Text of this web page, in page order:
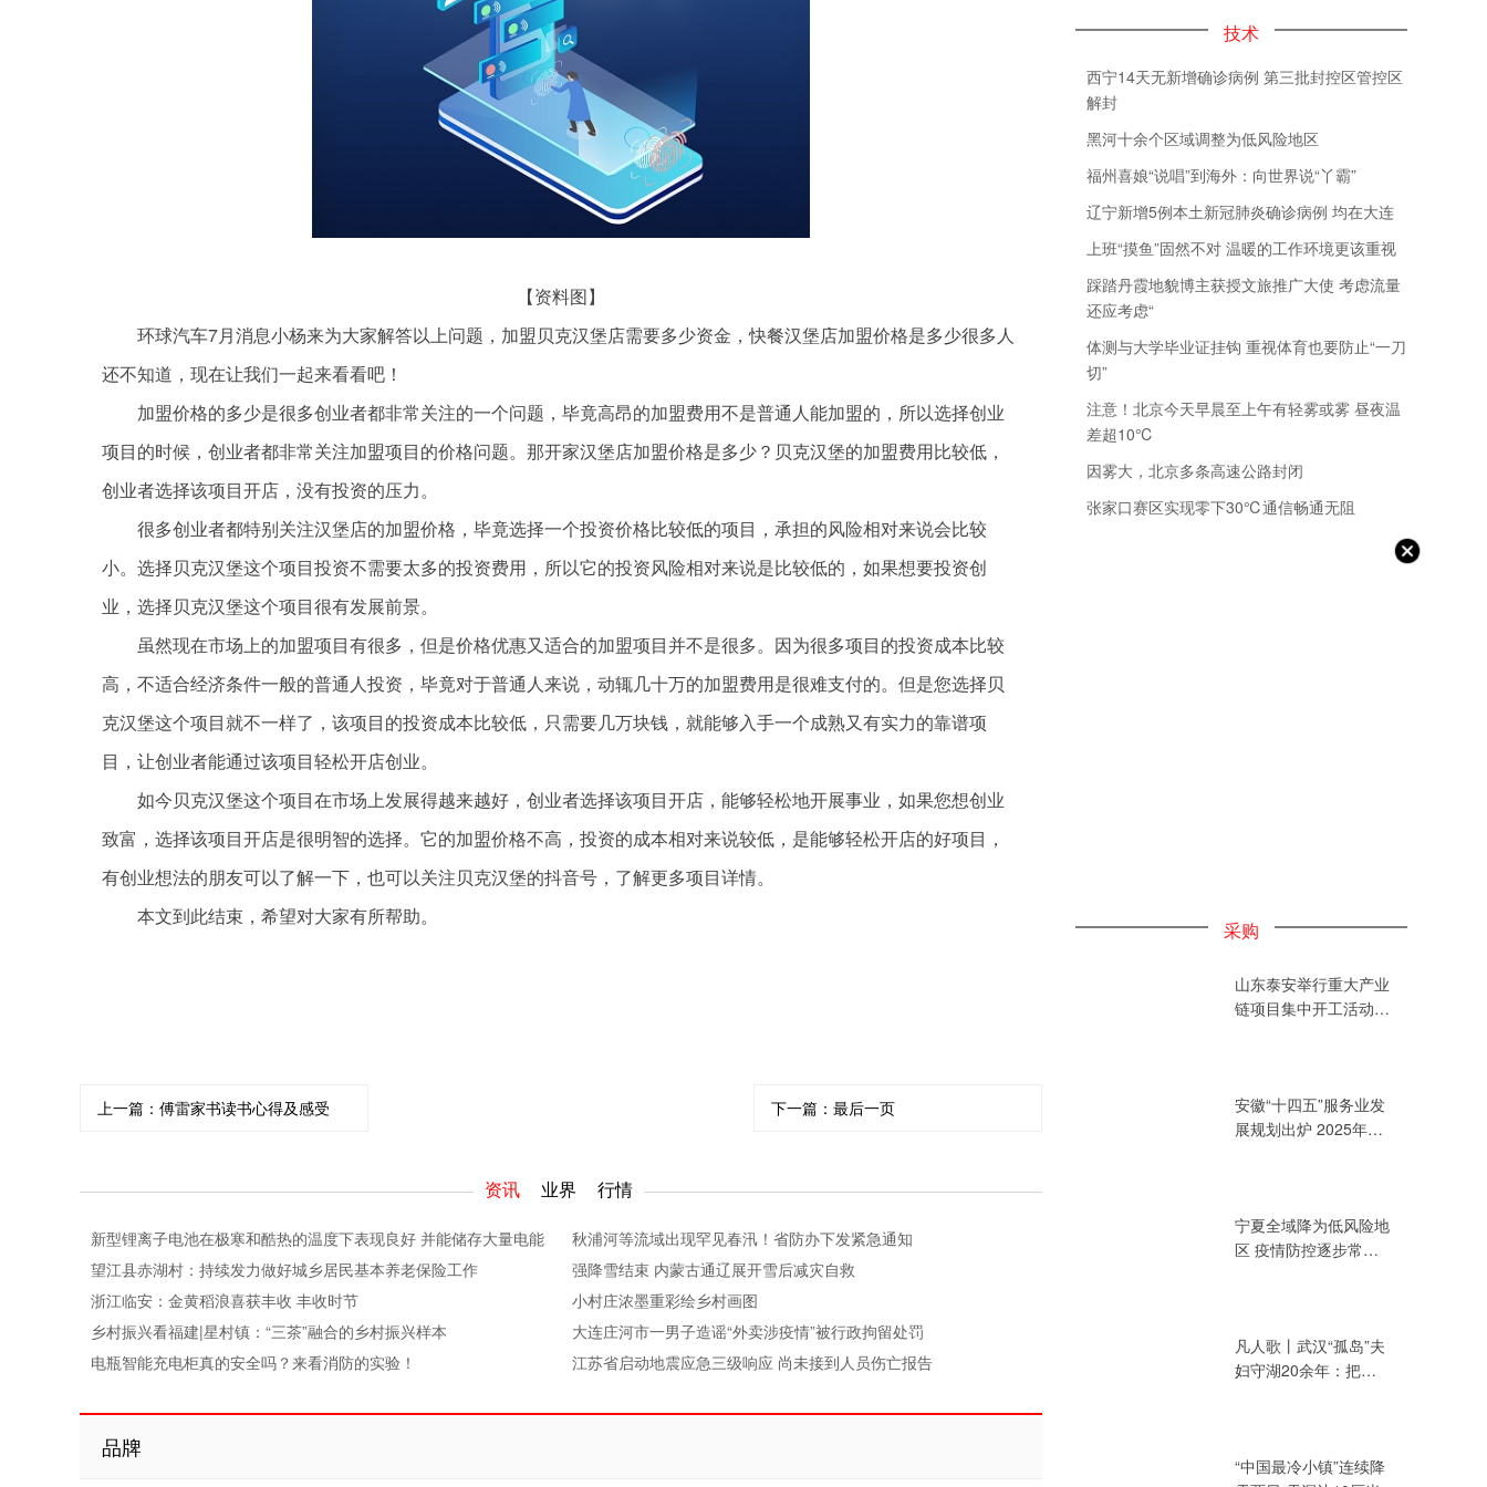
【资料图】
环球汽车7月消息小杨来为大家解答以上问题，加盟贝克汉堡店需要多少资金，快餐汉堡店加盟价格是多少很多人
还不知道，现在让我们一起来看看吧！
加盟价格的多少是很多创业者都非常关注的一个问题，毕竟高昂的加盟费用不是普通人能加盟的，所以选择创业
项目的时候，创业者都非常关注加盟项目的价格问题。那开家汉堡店加盟价格是多少？贝克汉堡的加盟费用比较低，
创业者选择该项目开店，没有投资的压力。
很多创业者都特别关注汉堡店的加盟价格，毕竟选择一个投资价格比较低的项目，承担的风险相对来说会比较
小。选择贝克汉堡这个项目投资不需要太多的投资费用，所以它的投资风险相对来说是比较低的，如果想要投资创
业，选择贝克汉堡这个项目很有发展前景。
虽然现在市场上的加盟项目有很多，但是价格优惠又适合的加盟项目并不是很多。因为很多项目的投资成本比较
高，不适合经济条件一般的普通人投资，毕竟对于普通人来说，动辄几十万的加盟费用是很难支付的。但是您选择贝
克汉堡这个项目就不一样了，该项目的投资成本比较低，只需要几万块钱，就能够入手一个成熟又有实力的靠谱项
目，让创业者能通过该项目轻松开店创业。
如今贝克汉堡这个项目在市场上发展得越来越好，创业者选择该项目开店，能够轻松地开展事业，如果您想创业
致富，选择该项目开店是很明智的选择。它的加盟价格不高，投资的成本相对来说较低，是能够轻松开店的好项目，
有创业想法的朋友可以了解一下，也可以关注贝克汉堡的抖音号，了解更多项目详情。
本文到此结束，希望对大家有所帮助。
上一篇： 傅雷家书读书心得及感受 下一篇： 最后一页
资讯 业界 行情
新型锂离子电池在极寒和酷热的温度下表现良好 并能储存大量电能
秋浦河等流域出现罕见春汛！省防办下发紧急通知
望江县赤湖村：持续发力做好城乡居民基本养老保险工作
强降雪结束 内蒙古通辽展开雪后减灾自救
浙江临安：金黄稻浪喜获丰收 丰收时节
小村庄浓墨重彩绘乡村画图
乡村振兴看福建|星村镇：“三茶”融合的乡村振兴样本
大连庄河市一男子造谣“外卖涉疫情”被行政拘留处罚
电瓶智能充电柜真的安全吗？来看消防的实验！
江苏省启动地震应急三级响应 尚未接到人员伤亡报告
品牌
技术
西宁14天无新增确诊病例 第三批封控区管控区
解封
黑河十余个区域调整为低风险地区
福州喜娘“说唱”到海外：向世界说“丫霸”
辽宁新增5例本土新冠肺炎确诊病例 均在大连
上班“摸鱼”固然不对 温暖的工作环境更该重视
踩踏丹霞地貌博主获授文旅推广大使 考虑流量
还应考虑“
体测与大学毕业证挂钩 重视体育也要防止“一刀
切”
注意！北京今天早晨至上午有轻雾或雾 昼夜温
差超10℃
因雾大，北京多条高速公路封闭
张家口赛区实现零下30℃通信畅通无阻
采购
山东泰安举行重大产业
链项目集中开工活动
安徽“十四五”服务业发
展规划出炉 2025年增
宁夏全域降为低风险地
区 疫情防控逐步常态
凡人歌丨武汉“孤岛”夫
妇守湖20余年：把青
“中国最冷小镇”连续降